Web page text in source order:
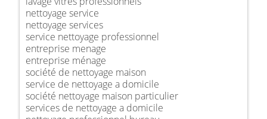
nettoyage service
nettoyage services
service nettoyage professionnel
entreprise menage
entreprise ménage
société de nettoyage maison
service de nettoyage a domicile
société nettoyage maison particulier
services de nettoyage a domicile